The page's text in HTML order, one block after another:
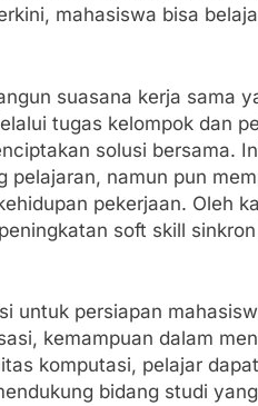
mahasiswa bisa
suasana kerja sama
tugas kelompok dan
solusi bersama.
namun pun
pekerjaan. Oleh
soft skill
untuk persiapan
kemampuan dalam
komputasi, pelajar
bidang studi